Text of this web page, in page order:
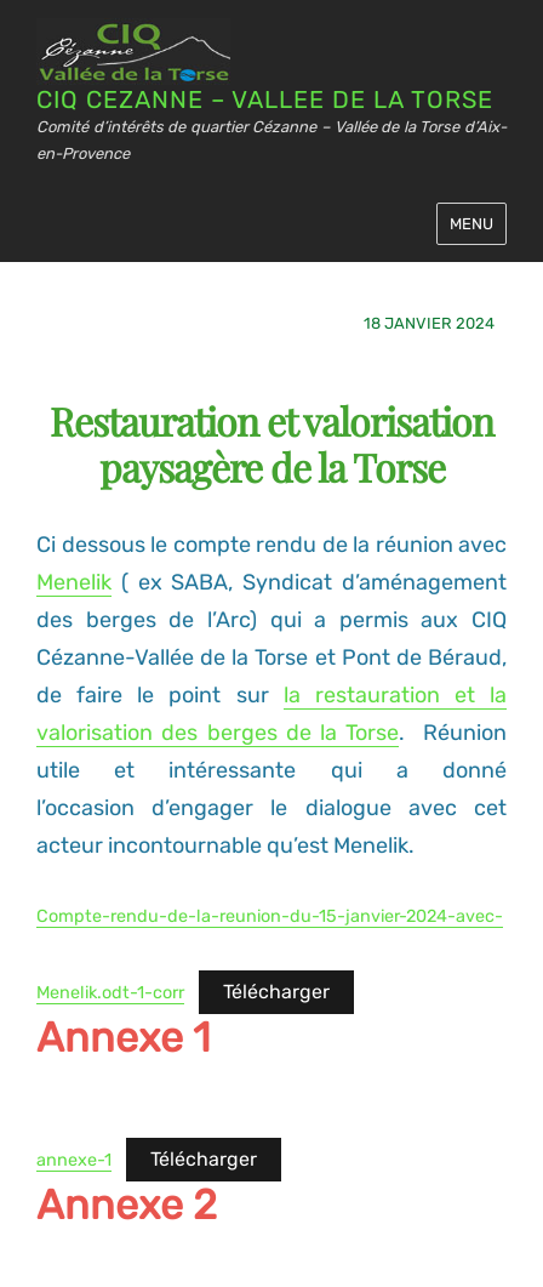
CIQ CEZANNE – VALLEE DE LA TORSE
Comité d’intérêts de quartier Cézanne – Vallée de la Torse d’Aix-
en-Provence
MENU
18 JANVIER 2024
Restauration et valorisation
paysagère de la Torse
Ci dessous le compte rendu de la réunion avec
Menelik ( ex SABA, Syndicat d’aménagement
des berges de l’Arc) qui a permis aux CIQ
Cézanne-Vallée de la Torse et Pont de Béraud,
de faire le point sur la restauration et la
valorisation des berges de la Torse. Réunion
utile et intéressante qui a donné
l’occasion d’engager le dialogue avec cet
acteur incontournable qu’est Menelik.
Compte-rendu-de-la-reunion-du-15-janvier-2024-avec-
Menelik.odt-1-corr Télécharger
Annexe 1
annexe-1 Télécharger
Annexe 2